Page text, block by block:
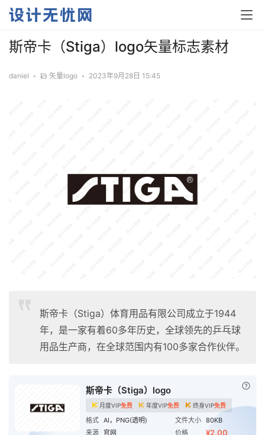
斯帝卡（Stiga）logo矢量标志素材
daniel • 矢量logo • 2023年9月28日 15:45
斯帝卡（Stiga）体育用品有限公司成立于1944
年，是一家有着60多年历史，全球领先的乒乓球
用品生产商，在全球范围内有100多家合作伙伴。
斯帝卡（Stiga）logo
月度VIP免费 年度VIP免费 终身VIP免费
格式 AI，PNG(透明) 文件大小
80KB
来源 官网 价格 ¥2.00